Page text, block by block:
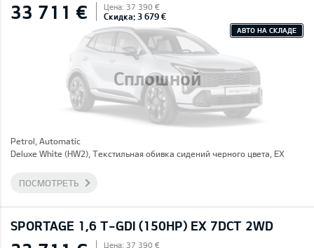
Сплошной
33 711 € Цена: 37 390 €
Скидка: 3 679 €
АВТО НА СКЛАДЕ
Petrol, Automatic
Deluxe White (HW2), Текстильная обивка сидений черного цвета, EX
ПОСМОТРЕТЬ
SPORTAGE 1,6 T-GDI (150HP) EX 7DCT 2WD
Цена: 37 390 €